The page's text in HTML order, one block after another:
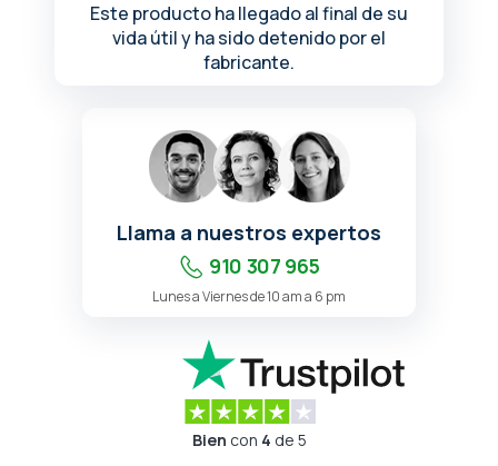
Este producto ha llegado al final de su
vida útil y ha sido detenido por el
fabricante.
Llama a nuestros expertos
910 307 965
Lunes a Viernes de 10 am a 6 pm
Bien con 4 de 5